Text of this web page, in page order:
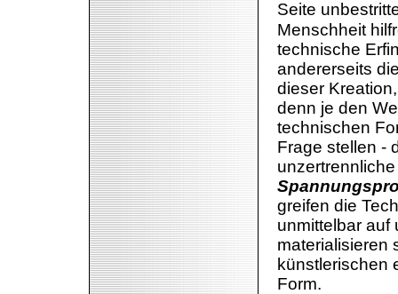
Seite
Menschheit
technische
andererseits
dieser
denn je den
technischen
Frage stellen -
unzertrennliche
greifen die
unmittelbar auf
materialisieren
künstlerischen
Form.